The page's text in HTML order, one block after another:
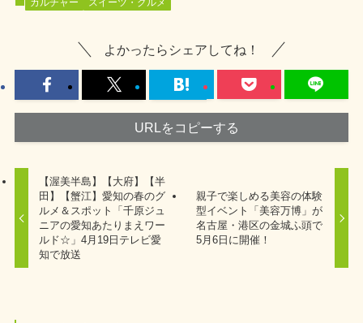
カルチャー スイーツ・グルメ
よかったらシェアしてね！
URLをコピーする
【渥美半島】【大府】【半
田】【蟹江】愛知の春のグ
ルメ＆スポット「千原ジュ
ニアの愛知あたりまえワー
ルド☆」4月19日テレビ愛
知で放送
親子で楽しめる美容の体験
型イベント「美容万博」が
名古屋・港区の金城ふ頭で
5月6日に開催！